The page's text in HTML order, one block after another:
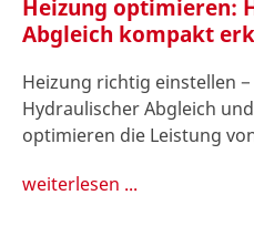
Heizung optimieren:
Abgleich kompakt
Heizung richtig einstellen
Hydraulischer Abgleich
optimieren die Leistung
weiterlesen ...